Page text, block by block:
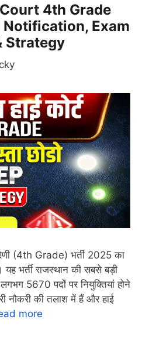
4th Grade
Exam
Strategy
(4th Grade) भर्ती 2025 का
यह भर्ती राजस्थान की सबसे बड़ी
5670 पदों पर नियुक्तियां होने
नौकरी की तलाश में हैं और हाई
more